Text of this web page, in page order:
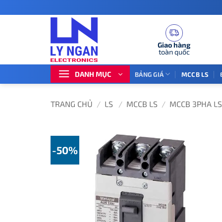
qua
Giao hàng
toàn quốc
DANH MỤC BẢNG GIÁ MCCB LS
TRANG CHỦ / LS / MCCB LS / MCCB 3PHA LS
-50%